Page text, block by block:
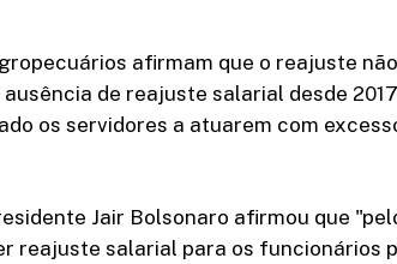
afirmam que o reajuste
de reajuste salarial desde
os servidores a atuarem com
Jair Bolsonaro afirmou que
reajuste salarial para os funcionários